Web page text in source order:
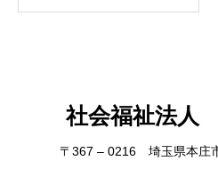
社会福祉法人
〒367 – 0216 埼玉県本庄